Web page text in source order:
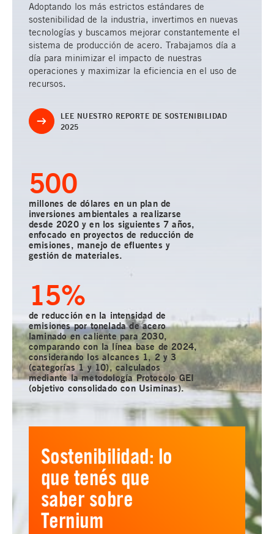
Adoptando los más estrictos estándares de
sostenibilidad de la industria, invertimos en nuevas
tecnologías y buscamos mejorar constantemente el
sistema de producción de acero. Trabajamos día a
día para minimizar el impacto de nuestras
operaciones y maximizar la eficiencia en el uso de
recursos.
LEE NUESTRO REPORTE DE SOSTENIBILIDAD
2025
500
millones de dólares en un plan de
inversiones ambientales a realizarse
desde 2020 y en los siguientes 7 años,
enfocado en proyectos de reducción de
emisiones, manejo de efluentes y
gestión de materiales.
15%
de reducción en la intensidad de
emisiones por tonelada de acero
laminado en caliente para 2030,
comparando con la línea base de 2024,
considerando los alcances 1, 2 y 3
(categorías 1 y 10), calculados
mediante la metodología Protocolo GEI
(objetivo consolidado con Usiminas).
Sostenibilidad: lo
que tenés que
saber sobre
Ternium